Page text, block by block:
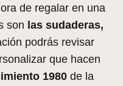
de regalar en una
son las sudaderas,
podrás revisar
que hacen
1980de la